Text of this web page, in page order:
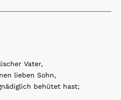
Vater,
lieben Sohn,
behütet hast;